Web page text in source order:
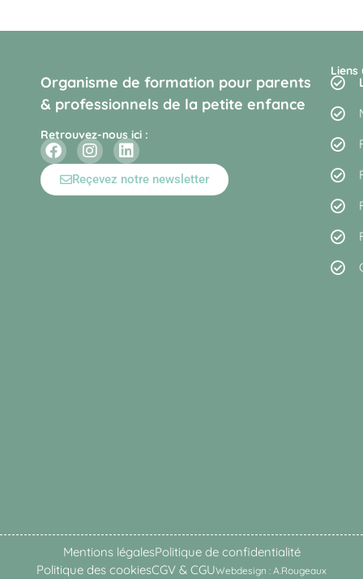
Organisme de formation pour parents
& professionnels de la petite enfance
Retrouvez-nous ici :
Reçevez notre newsletter
Liens
Mentions légalesPolitique de confidentialité
Politique des cookiesCGV & CGUWebdesign : A.Rougeaux